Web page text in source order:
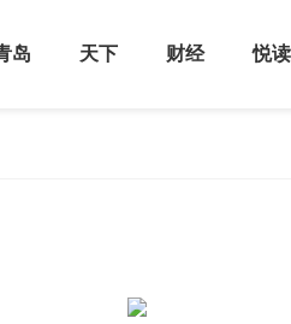
岛 天下 财经 悦读